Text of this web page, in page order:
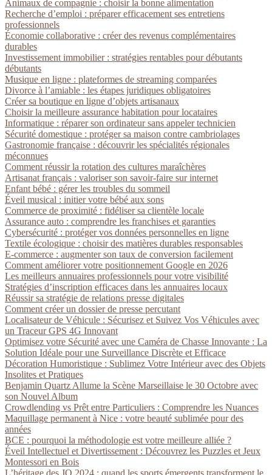
Animaux de compagnie : choisir la bonne alimentation
Recherche d’emploi : préparer efficacement ses entretiens
professionnels
Économie collaborative : créer des revenus complémentaires
durables
Investissement immobilier : stratégies rentables pour débutants
débutants
Musique en ligne : plateformes de streaming comparées
Divorce à l’amiable : les étapes juridiques obligatoires
Créer sa boutique en ligne d’objets artisanaux
Choisir la meilleure assurance habitation pour locataires
Informatique : réparer son ordinateur sans appeler technicien
Sécurité domestique : protéger sa maison contre cambriolages
Gastronomie française : découvrir les spécialités régionales
méconnues
Comment réussir la rotation des cultures maraîchères
Artisanat français : valoriser son savoir-faire sur internet
Enfant bébé : gérer les troubles du sommeil
Éveil musical : initier votre bébé aux sons
Commerce de proximité : fidéliser sa clientèle locale
Assurance auto : comprendre les franchises et garanties
Cybersécurité : protéger vos données personnelles en ligne
Textile écologique : choisir des matières durables responsables
E-commerce : augmenter son taux de conversion facilement
Comment améliorer votre positionnement Google en 2026
Les meilleurs annuaires professionnels pour votre visibilité
Stratégies d’inscription efficaces dans les annuaires locaux
Réussir sa stratégie de relations presse digitales
Comment créer un dossier de presse percutant
Localisateur de Véhicule : Sécurisez et Suivez Vos Véhicules avec
un Traceur GPS 4G Innovant
Optimisez votre Sécurité avec une Caméra de Chasse Innovante : La
Solution Idéale pour une Surveillance Discrète et Efficace
Décoration Humoristique : Sublimez Votre Intérieur avec des Objets
Insolites et Pratiques
Benjamin Quartz Allume la Scène Marseillaise le 30 Octobre avec
son Nouvel Album
Crowdlending vs Prêt entre Particuliers : Comprendre les Nuances
Maquillage permanent à Nice : votre beauté sublimée pour des
années
BCE : pourquoi la méthodologie est votre meilleure alliée ?
Éveil Intellectuel et Divertissement : Découvrez les Puzzles et Jeux
Montessori en Bois
L’héritage des JO 2024 : quand les sports émergents transforment le